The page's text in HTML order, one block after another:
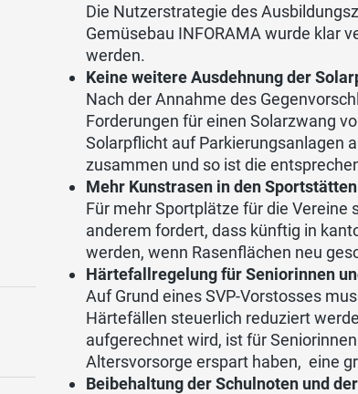
Die Nutzerstrategie des
Gemüsebau INFORAMA wurde klar
werden.
Keine weitere Ausdehnung der
Nach der Annahme des
Forderungen für einen Solarzwang
Solarpflicht auf Parkierungsanlagen
zusammen und so ist die
Mehr Kunstrasen in den
Für mehr Sportplätze für die Vereine
anderem fordert, dass künftig in
werden, wenn Rasenflächen neu
Härtefallregelung für Seniorinnen
Auf Grund eines SVP-Vorstosses
Härtefällen steuerlich reduziert
aufgerechnet wird, ist für
Altersvorsorge erspart haben, eine
Beibehaltung der Schulnoten und